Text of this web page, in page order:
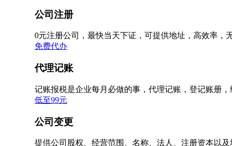
公司注册
0元注册公司，最快当天下证，可提供地址，高效率，
免费代办
代理记账
记账报税是企业每月必做的事，代理记账，登记账册
低至99元
公司变更
提供公司股权、经营范围、名称、法人、注册资本以